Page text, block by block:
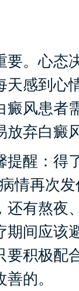
。心态
天感到心
癜风患者
放弃白癜
醒：得
情再次
还有熬夜
期间应该
要积极配
的。